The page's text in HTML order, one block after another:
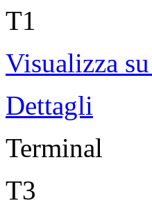
T1
Visualizza
Dettagli
Terminal
T3